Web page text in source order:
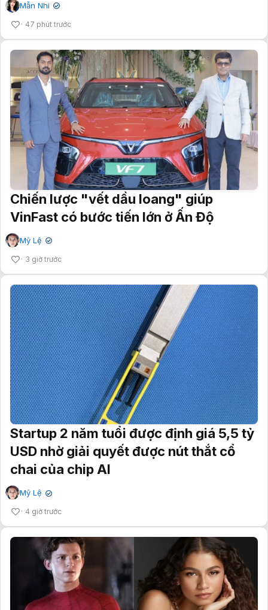
Mẫn Nhi ✔
47 phút trước
Chiến lược "vết dầu loang" giúp
VinFast có bước tiến lớn ở Ấn Độ
Mỹ Lệ ✔
3 giờ trước
Startup 2 năm tuổi được định giá 5,5 tỷ
USD nhờ giải quyết được nút thắt cổ
chai của chip AI
Mỹ Lệ ✔
4 giờ trước